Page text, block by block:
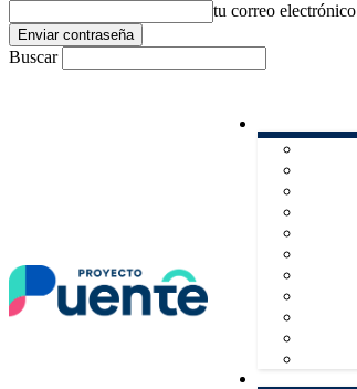
tu correo electrónico
Buscar